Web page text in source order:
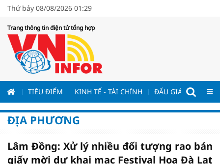
Thứ bảy 08/08/2026 01:29
Trang thông tin điện tử tổng hợp
TIÊU ĐIỂM KINH TẾ - TÀI CHÍNH ĐẤU GIÁ - ĐẤU
ĐỊA PHƯƠNG
Lâm Đồng: Xử lý nhiều đối tượng rao bán
giấy mời dự khai mạc Festival Hoa Đà Lạt